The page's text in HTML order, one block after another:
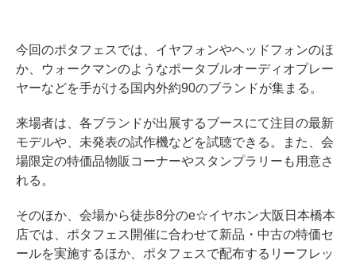
今回のポタフェスでは、イヤフォンやヘッドフォンのほ
か、ウォークマンのようなポータブルオーディオプレー
ヤーなどを手がける国内外約90のブランドが集まる。
来場者は、各ブランドが出展するブースにて注目の最新
モデルや、未発表の試作機などを試聴できる。また、会
場限定の特価品物販コーナーやスタンプラリーも用意さ
れる。
そのほか、会場から徒歩8分のe☆イヤホン大阪日本橋本
店では、ポタフェス開催に合わせて新品・中古の特価セ
ールを実施するほか、ポタフェスで配布するリーフレッ